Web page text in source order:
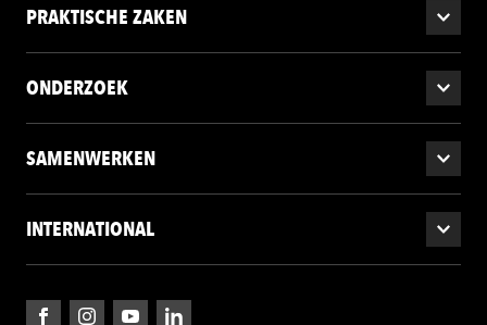
PRAKTISCHE ZAKEN
ONDERZOEK
SAMENWERKEN
INTERNATIONAL
FacebookInstagramYouTubeLinkedIn